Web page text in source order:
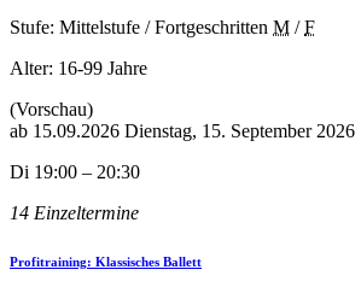
Stufe: Mittelstufe / Fortgeschritten M /F
Alter: 16-99 Jahre
(Vorschau)
ab 15.09.2026 Dienstag, 15. September 2026
Di 19:00 – 20:30
14 Einzeltermine
Profitraining: Klassisches Ballett